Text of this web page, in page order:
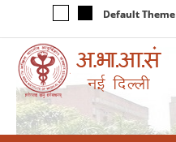
Default Theme